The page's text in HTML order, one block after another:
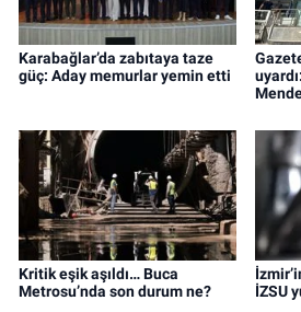
Karabağlar’da zabıtaya taze
güç: Aday memurlar yemin etti
Kritik eşik aşıldı… Buca
Metrosu’nda son durum ne?
İZSU